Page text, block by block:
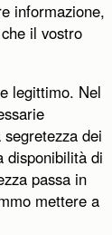
informazione,
il vostro
legittimo. Nel
dei
disponibilità di
passa in
mettere a